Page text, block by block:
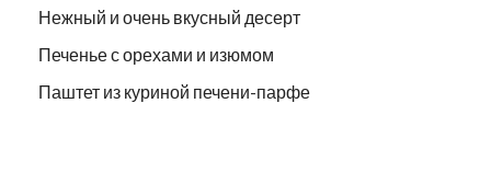
Нежный и очень вкусный десерт
Печенье с орехами и изюмом
Паштет из куриной печени-парфе